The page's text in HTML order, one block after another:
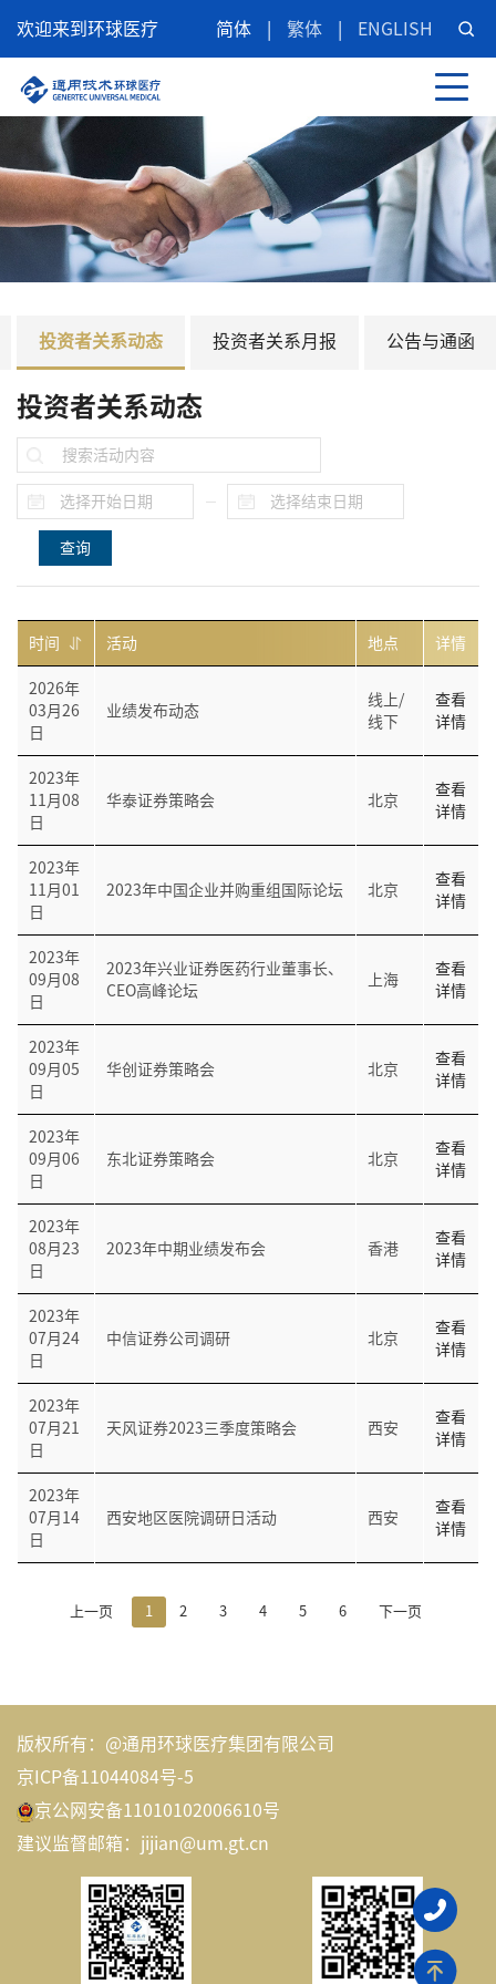
欢迎来到环球医疗 简体 繁体 ENGLISH
投资者关系动态 投资者关系月报 公告与通函
投资者关系动态
查询
时间 活动 地点 详情
2026年
03月26
日
业绩发布动态
线上/
线下
查看
详情
2023年
11月08
日
华泰证券策略会 北京
查看
详情
2023年
11月01
日
2023年中国企业并购重组国际论坛 北京
查看
详情
2023年
09月08
日
2023年兴业证券医药行业董事长、
CEO高峰论坛
上海
查看
详情
2023年
09月05
日
华创证券策略会 北京
查看
详情
2023年
09月06
日
东北证券策略会 北京
查看
详情
2023年
08月23
日
2023年中期业绩发布会 香港
查看
详情
2023年
07月24
日
中信证券公司调研 北京
查看
详情
2023年
07月21
日
天风证券2023三季度策略会 西安
查看
详情
2023年
07月14
日
西安地区医院调研日活动 西安
查看
详情
上一页 1 2 3 4 5 6 下一页
版权所有：@通用环球医疗集团有限公司
京ICP备11044084号-5
京公网安备11010102006610号
建议监督邮箱：jijian@um.gt.cn